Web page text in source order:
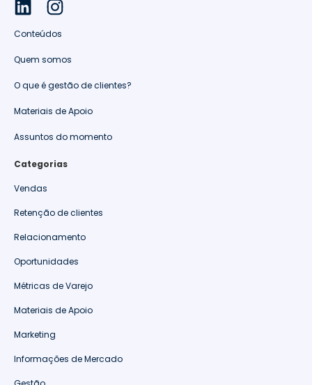
Conteúdos
Quem somos
O que é gestão de clientes?
Materiais de Apoio
Assuntos do momento
Categorias
Vendas
Retenção de clientes
Relacionamento
Oportunidades
Métricas de Varejo
Materiais de Apoio
Marketing
Informações de Mercado